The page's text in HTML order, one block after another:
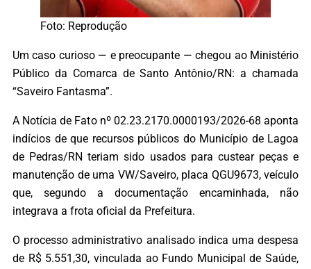
Foto: Reprodução
Um caso curioso — e preocupante — chegou ao Ministério
Público da Comarca de Santo Antônio/RN: a chamada
“Saveiro Fantasma”.
A Notícia de Fato nº 02.23.2170.0000193/2026-68 aponta
indícios de que recursos públicos do Município de Lagoa
de Pedras/RN teriam sido usados para custear peças e
manutenção de uma VW/Saveiro, placa QGU9673, veículo
que, segundo a documentação encaminhada, não
integrava a frota oficial da Prefeitura.
O processo administrativo analisado indica uma despesa
de R$ 5.551,30, vinculada ao Fundo Municipal de Saúde,